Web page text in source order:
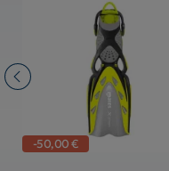
-50,00 €